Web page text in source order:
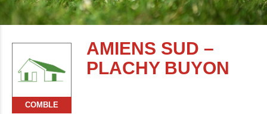
COMBLE
AMIENS SUD –
PLACHY BUYON